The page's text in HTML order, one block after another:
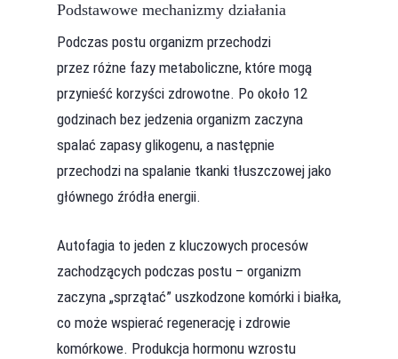
Podstawowe mechanizmy działania
Podczas postu organizm przechodzi
przez różne fazy metaboliczne, które mogą
przynieść korzyści zdrowotne. Po około 12
godzinach bez jedzenia organizm zaczyna
spalać zapasy glikogenu, a następnie
przechodzi na spalanie tkanki tłuszczowej jako
głównego źródła energii.
Autofagia to jeden z kluczowych procesów
zachodzących podczas postu – organizm
zaczyna „sprzątać” uszkodzone komórki i białka,
co może wspierać regenerację i zdrowie
komórkowe. Produkcja hormonu wzrostu